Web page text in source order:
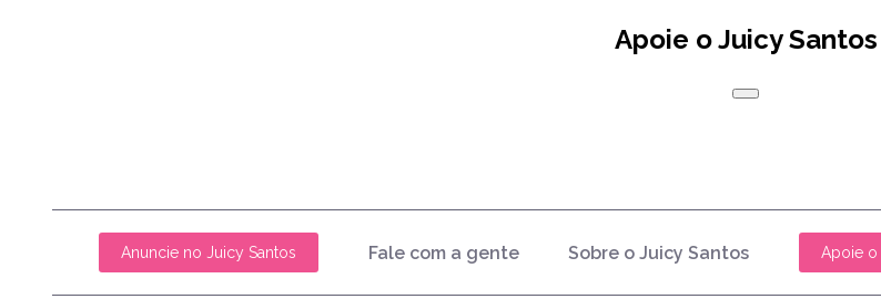
Apoie o Juicy Santos
Anuncie no Juicy Santos Fale com a gente Sobre o Juicy Santos Apoie o